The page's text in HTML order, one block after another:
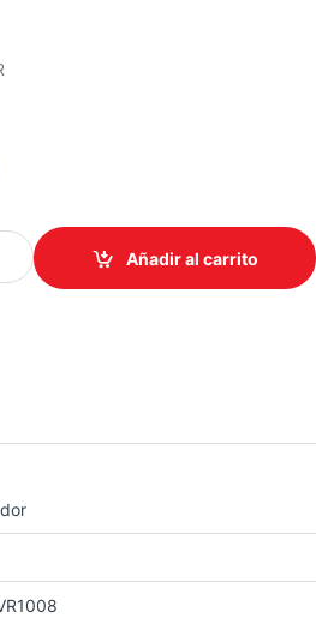
REGULADOR VOLTAJE
Añadir al carrito